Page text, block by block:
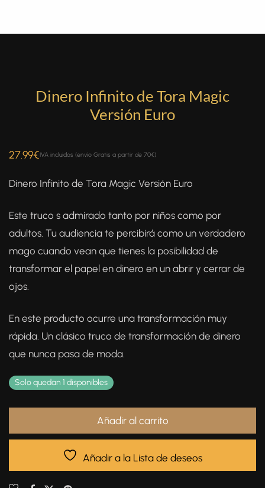
Dinero Infinito de Tora Magic
Versión Euro
27.99€IVA incluidos (envío Gratis a partir de 70€)
Dinero Infinito de Tora Magic Versión Euro
Este truco s admirado tanto por niños como por
adultos. Tu audiencia te percibirá como un verdadero
mago cuando vean que tienes la posibilidad de
transformar el papel en dinero en un abrir y cerrar de
ojos.
En este producto ocurre una transformación muy
rápida. Un clásico truco de transformación de dinero
que nunca pasa de moda.
Solo quedan 1 disponibles
Añadir al carrito
Añadir a la Lista de deseos